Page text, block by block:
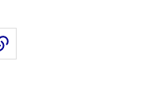
Twitter)
par email